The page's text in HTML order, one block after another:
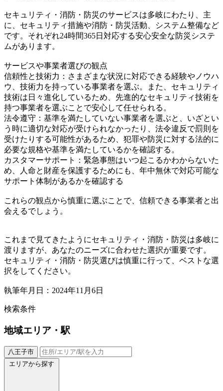
セキュリティ・消防・防災のサービスは多岐にわたり、主
に、セキュリティ措施や消防・防災活動、システム整備など
です。それぞれ24時間365日対応する安心安全な防災システ
ムがあります。
サービスや事業者選びの観点
信頼性と技術力：さまざまな状況に対応できる経験やノウハ
ウ、技術力を持っている事業者を選ぶ。また、セキュリティ
技術は日々進化しているため、先進的なセキュリティ技術を
持つ事業者を選ぶことで安心して任せられる。
法令遵守：基準を満たしていない事業者を選ぶと、いざとい
う時に適切な対応が受けられなかったり、法令違反で罰則を
受けたりする可能性があるため、犯罪や防災に対する法的に
必要な規格や基準を満たしているかを確認する。
カスタマーサポート：緊急事態はいつ起こるかわからないた
め、人命と財産を保護するためにも、年中無休で対応可能な
サポート体制があるかを確認する
これらの観点から慎重に選ぶことで、信頼できる事業者と出
会えるでしょう。
これまで見てきたようにセキュリティ・消防・防災は多岐に
渡りますが、あなたのニーズに合わせた選択が重要です。
セキュリティ・消防・防災選びは慎重に行って、ベストな選
択をしてください。
執筆年月日：2024年11月6日
検索条件
地域エリア・駅
八王子市
エリアから探す